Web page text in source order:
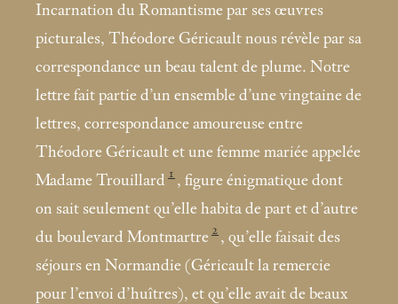
Incarnation du Romantisme par ses œuvres
picturales, Théodore Géricault nous révèle par sa
correspondance un beau talent de plume. Notre
lettre fait partie d’un ensemble d’une vingtaine de
lettres, correspondance amoureuse entre
Théodore Géricault et une femme mariée appelée
Madame Trouillard 1 , figure énigmatique dont
on sait seulement qu’elle habita de part et d’autre
du boulevard Montmartre 2 , qu’elle faisait des
séjours en Normandie (Géricault la remercie
pour l’envoi d’huîtres), et qu’elle avait de beaux